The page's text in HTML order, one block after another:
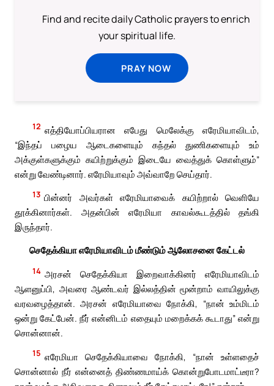
Find and recite daily Catholic prayers to enrich
your spiritual life.
PRAY NOW
12 எத்தியோப்பியரான எபேது மெலேக்கு எரேமியாவிடம்,
“இந்தப் பழைய ஆடைகளையும் கந்தல் துணிகளையும் உம்
அக்குள்களுக்கும் கயிற்றுக்கும் இடையே வைத்துக் கொள்ளும்”
என்று வேண்டினார். எரேமியாவும் அவ்வாறே செய்தார்.
13 பின்னர் அவர்கள் எரேமியாவைக் கயிற்றால் வெளியே
தூக்கினார்கள். அதன்பின் எரேமியா காவல்கூடத்தில் தங்கி
இருந்தார்.
செதேக்கியா எரேமியாவிடம் மீண்டும் ஆலோசனை கேட்டல்
14 அரசன் செதேக்கியா இறைவாக்கினர் எரேமியாவிடம்
ஆளனுப்பி, அவரை ஆண்டவர் இல்லத்தின் மூன்றாம் வாயிலுக்கு
வரவழைத்தான். அரசன் எரேமியாவை நோக்கி, “நான் உம்மிடம்
ஒன்று கேட்பேன். நீர் என்னிடம் எதையும் மறைக்கக் கூடாது” என்று
சொன்னான்.
15 எரேமியா செதேக்கியாவை நோக்கி, “நான் உள்ளதைச்
சொன்னால் நீர் என்னைத் திண்ணமாய்க் கொன்றுபோடமாட்டீரா?